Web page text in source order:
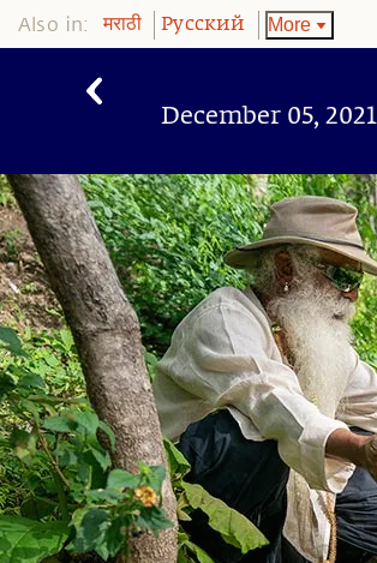
Also in: मराठी Pусский More
December 05, 2021